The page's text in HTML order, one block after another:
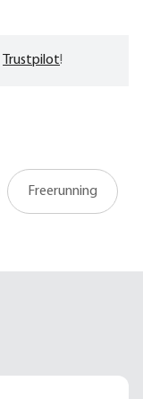
Trustpilot!
Freerunning